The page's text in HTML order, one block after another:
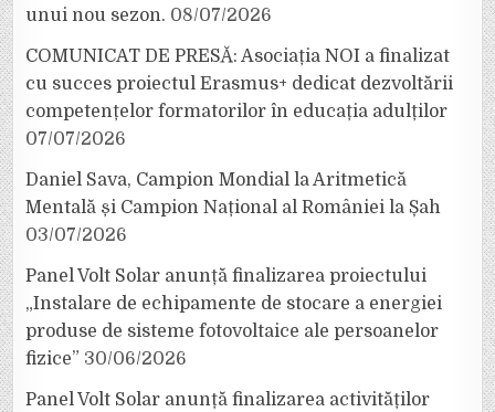
unui nou sezon. 08/07/2026
COMUNICAT DE PRESĂ: Asociația NOI a finalizat
cu succes proiectul Erasmus+ dedicat dezvoltării
competențelor formatorilor în educația adulților
07/07/2026
Daniel Sava, Campion Mondial la Aritmetică
Mentală și Campion Național al României la Șah
03/07/2026
Panel Volt Solar anunță finalizarea proiectului
„Instalare de echipamente de stocare a energiei
produse de sisteme fotovoltaice ale persoanelor
fizice” 30/06/2026
Panel Volt Solar anunță finalizarea activităților